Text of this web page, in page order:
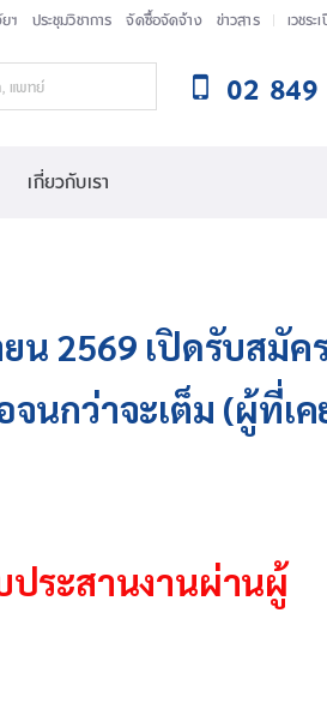
ฯ ประชุมวิชาการ จัดซื้อจัดจ้าง ข่าวสาร เวชร
02 849
เกี่ยวกับเรา
น 2569 เปิดรับสมัค
นกว่าจะเต็ม (ผู้ที่เค
ประสานงานผ่านผู้